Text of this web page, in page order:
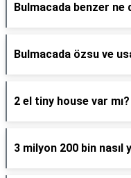
Bulmacada benzer ne
Bulmacada özsu ve
2 el tiny house var mı?
3 milyon 200 bin nasıl